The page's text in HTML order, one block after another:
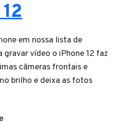
em nossa lista de
gravar vídeo o iPhone 12 faz
câmeras frontais e
brilho e deixa as fotos